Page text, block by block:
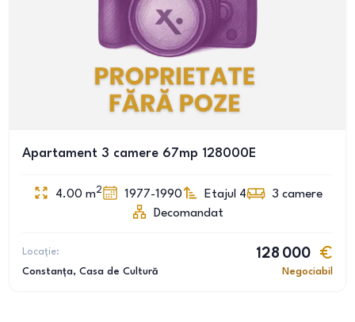
Apartament 3 camere 67mp 128000E
4.00 m2 1977-1990 Etajul 4 3 camere
Decomandat
Locație:
Constanța, Casa de Cultură
128 000
Negociabil